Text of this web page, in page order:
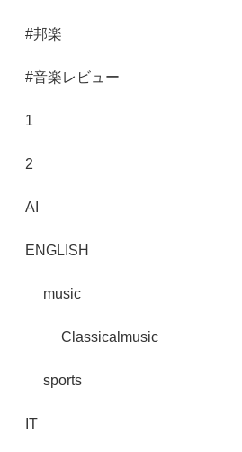
#邦楽
#音楽レビュー
1
2
AI
ENGLISH
music
Classicalmusic
sports
IT